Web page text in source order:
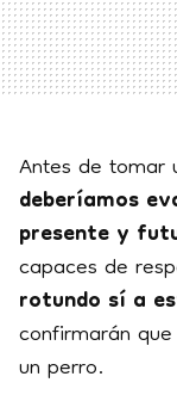
Antes de tomar
deberíamos
presente y
capaces de
rotundo sí a
confirmarán
un perro.